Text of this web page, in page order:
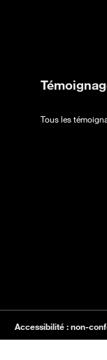
Tous les
Accessibilité : non-